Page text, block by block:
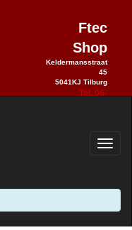
Ftec
Shop
Keldermansstraat
45
5041KJ Tilburg
Tel. 06-